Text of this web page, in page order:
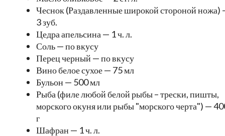
Чеснок (Раздавленные широкой стороной ножа)
3 зуб.
Цедра апельсина — 1 ч. л.
Соль — по вкусу
Перец черный — по вкусу
Вино белое сухое — 75 мл
Бульон — 500 мл
Рыба (филе любой белой рыбы – трески, пишты,
морского окуня или рыбы "морского черта") —
г
Шафран — 1 ч. л.